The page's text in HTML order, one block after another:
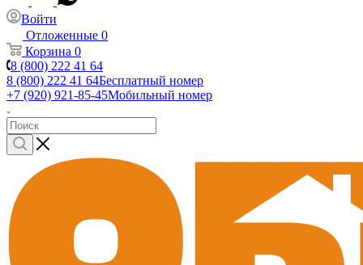
Войти
Отложенные 0
Корзина 0
8 (800) 222 41 64
8 (800) 222 41 64Бесплатный номер
+7 (920) 921-85-45Мобильный номер